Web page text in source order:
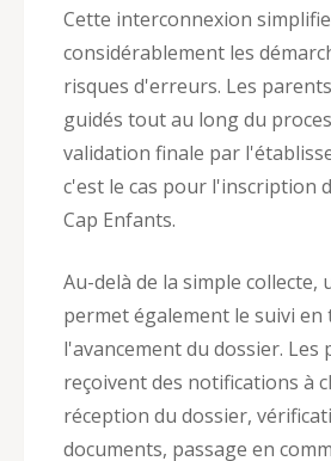
Cette interconnexion simplifie
considérablement les
risques d'erreurs. Les
guidés tout au long du
validation finale par
c'est le cas pour l'inscription
Cap Enfants.
Au-delà de la simple collecte,
permet également le suivi en
l'avancement du dossier. Les
reçoivent des notifications à
réception du dossier,
documents, passage en